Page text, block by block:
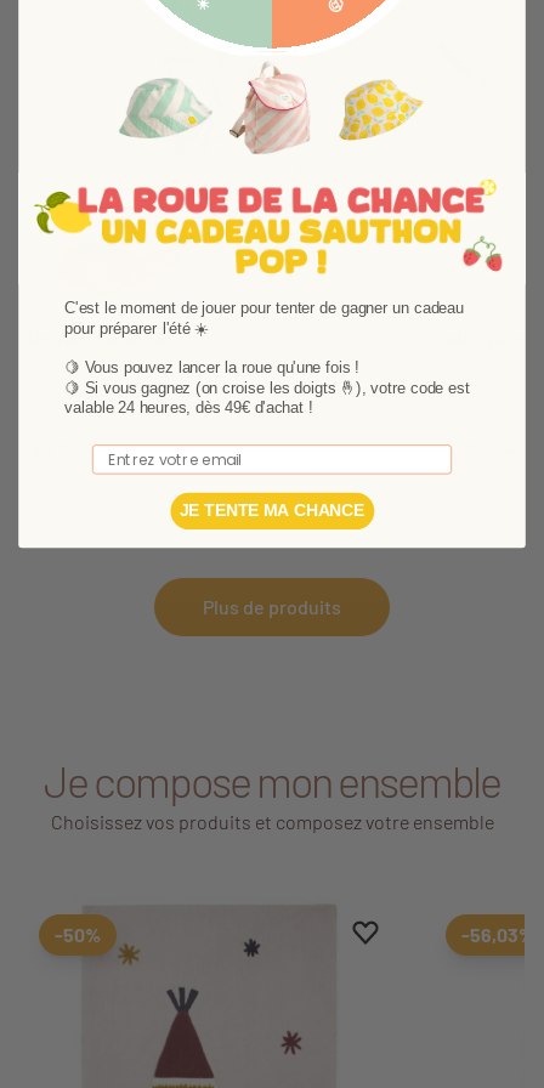
Hochet Timouki
Un hochet à grelot bébé Timouki tout mignon et
ultra doux !En forme de petit ourson, ce ravissant
19,29 €
Un cadre
5,90 €
Suivant
Plus de produits
Je compose mon ensemble
Choisissez vos produits et composez votre ensemble
Ajouter aux favoris
Supprimer des
-50% -56,03%
C'est le moment de jouer pour tenter de gagner un cadeau
pour préparer l'été ☀️
🍋 Vous pouvez lancer la roue qu'une fois !
🍋 Si vous gagnez (on croise les doigts 🤞), votre code est
valable 24 heures, dès 49€ d'achat !
Email
JE TENTE MA CHANCE